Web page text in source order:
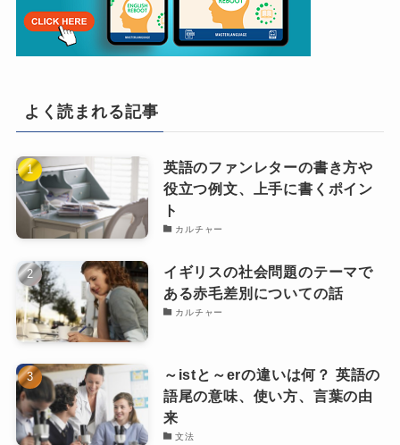
よく読まれる記事
英語のファンレターの書き方や
役立つ例文、上手に書くポイン
ト
カルチャー
イギリスの社会問題のテーマで
ある赤毛差別についての話
カルチャー
～istと～erの違いは何？ 英語の
語尾の意味、使い方、言葉の由
来
文法